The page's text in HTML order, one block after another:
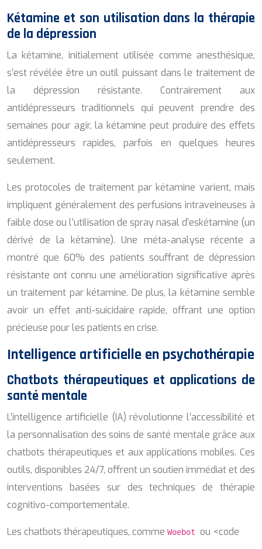
Kétamine et son utilisation dans la thérapie
de la dépression
La kétamine, initialement utilisée comme anesthésique,
s’est révélée être un outil puissant dans le traitement de
la dépression résistante. Contrairement aux
antidépresseurs traditionnels qui peuvent prendre des
semaines pour agir, la kétamine peut produire des effets
antidépresseurs rapides, parfois en quelques heures
seulement.
Les protocoles de traitement par kétamine varient, mais
impliquent généralement des perfusions intraveineuses à
faible dose ou l’utilisation de spray nasal d’eskétamine (un
dérivé de la kétamine). Une méta-analyse récente a
montré que 60% des patients souffrant de dépression
résistante ont connu une amélioration significative après
un traitement par kétamine. De plus, la kétamine semble
avoir un effet anti-suicidaire rapide, offrant une option
précieuse pour les patients en crise.
Intelligence artificielle en psychothérapie
Chatbots thérapeutiques et applications de
santé mentale
L’intelligence artificielle (IA) révolutionne l’accessibilité et
la personnalisation des soins de santé mentale grâce aux
chatbots thérapeutiques et aux applications mobiles. Ces
outils, disponibles 24/7, offrent un soutien immédiat et des
interventions basées sur des techniques de thérapie
cognitivo-comportementale.
Les chatbots thérapeutiques, comme Woebot ou <code